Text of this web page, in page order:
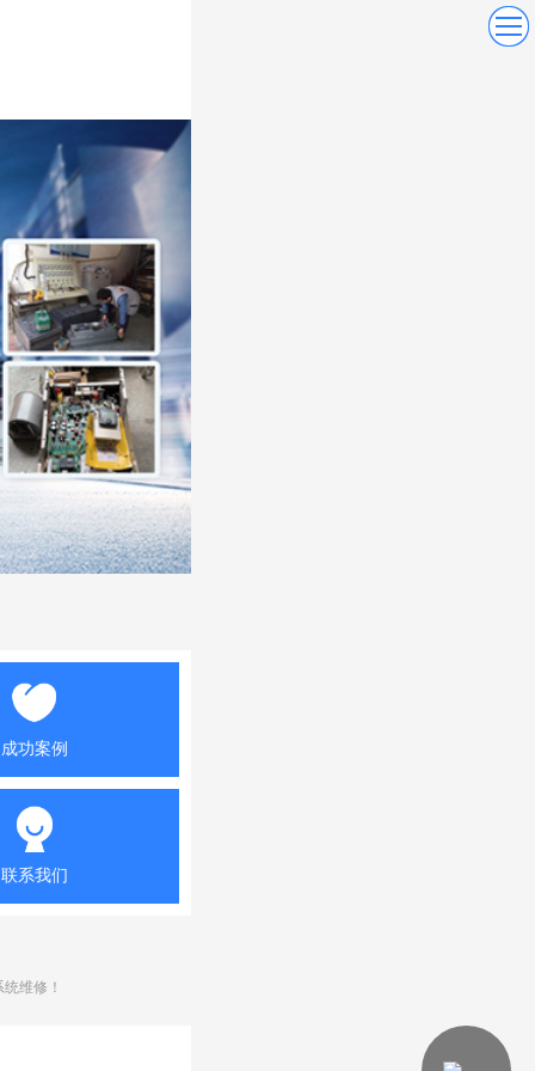
成功案例
联系我们
维修！